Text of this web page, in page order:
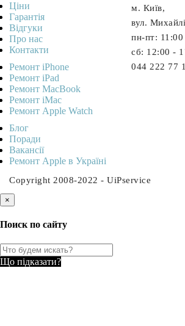
м. Київ,
вул.
пн-пт:
cб: 12:00 -
044 222 77
Ціни
Гарантія
Відгуки
Про нас
Контакти
Ремонт iPhone
Ремонт iPad
Ремонт MacBook
Ремонт iMac
Ремонт Apple Watch
Блог
Поради
Вакансії
Ремонт Apple в Україні
Copyright 2008-2022 - UiPservice
×
Поиск по сайту
Що підказати?